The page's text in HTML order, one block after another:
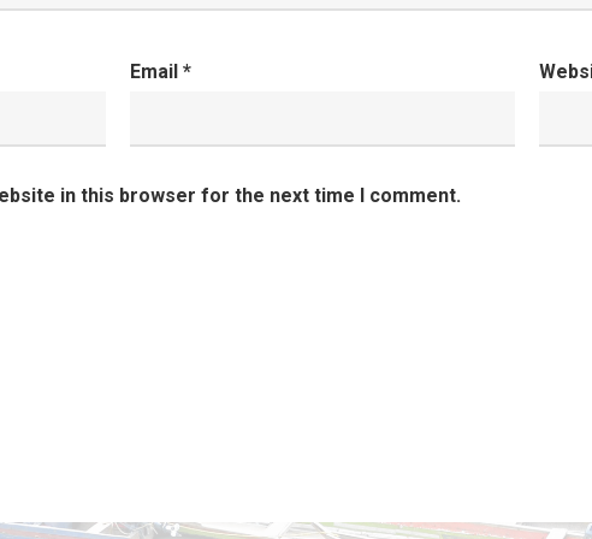
Email *
in this browser for the next time I comment.